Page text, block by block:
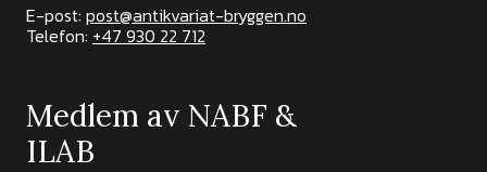
E-post: post@antikvariat-bryggen.no
Telefon: +47 930 22 712
Medlem av NABF &
ILAB